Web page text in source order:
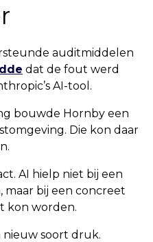
auditmiddelen
dat de fout werd
AI-tool.
bouwde Hornby een
Die kon daar
AI hielp niet bij een
maar bij een concreet
kon worden.
nieuw soort druk.